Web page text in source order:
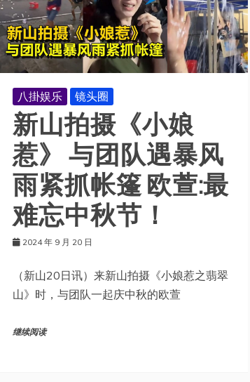
八掛娱乐 镜头圈
新山拍摄《小娘
惹》 与团队遇暴风
雨紧抓帐篷 欧萱:最
难忘中秋节！
2024 年 9 月 20 日
（新山20日讯）来新山拍摄《小娘惹之翡翠
山》时，与团队一起庆中秋的欧萱
继续阅读